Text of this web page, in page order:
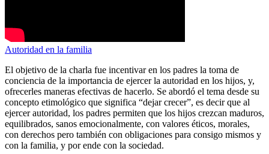
Autoridad en la familia
El objetivo de la charla fue incentivar en los padres la toma de
conciencia de la importancia de ejercer la autoridad en los hijos, y,
ofrecerles maneras efectivas de hacerlo. Se abordó el tema desde su
concepto etimológico que significa “dejar crecer”, es decir que al
ejercer autoridad, los padres permiten que los hijos crezcan maduros,
equilibrados, sanos emocionalmente, con valores éticos, morales,
con derechos pero también con obligaciones para consigo mismos y
con la familia, y por ende con la sociedad.